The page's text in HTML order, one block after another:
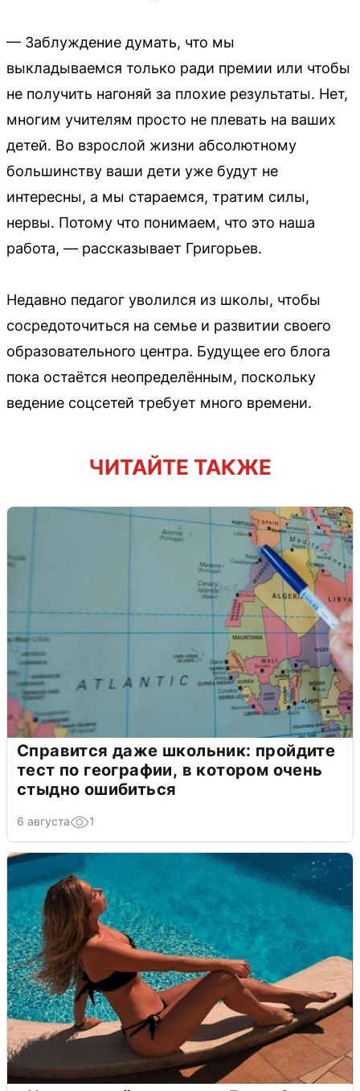
— Заблуждение думать, что мы
выкладываемся только ради премии или чтобы
не получить нагоняй за плохие результаты. Нет,
многим учителям просто не плевать на ваших
детей. Во взрослой жизни абсолютному
большинству ваши дети уже будут не
интересны, а мы стараемся, тратим силы,
нервы. Потому что понимаем, что это наша
работа, — рассказывает Григорьев.
Недавно педагог уволился из школы, чтобы
сосредоточиться на семье и развитии своего
образовательного центра. Будущее его блога
пока остаётся неопределённым, поскольку
ведение соцсетей требует много времени.
ЧИТАЙТЕ ТАКЖЕ
Справится даже школьник: пройдите
тест по географии, в котором очень
стыдно ошибиться
6 августа 1